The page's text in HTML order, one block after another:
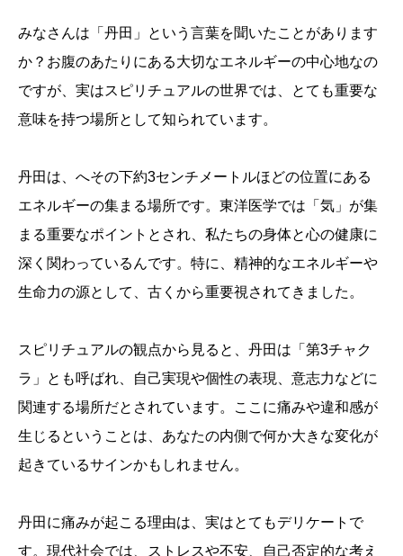
みなさんは「丹田」という言葉を聞いたことがあります
か？お腹のあたりにある大切なエネルギーの中心地なの
ですが、実はスピリチュアルの世界では、とても重要な
意味を持つ場所として知られています。
丹田は、へその下約3センチメートルほどの位置にある
エネルギーの集まる場所です。東洋医学では「気」が集
まる重要なポイントとされ、私たちの身体と心の健康に
深く関わっているんです。特に、精神的なエネルギーや
生命力の源として、古くから重要視されてきました。
スピリチュアルの観点から見ると、丹田は「第3チャク
ラ」とも呼ばれ、自己実現や個性の表現、意志力などに
関連する場所だとされています。ここに痛みや違和感が
生じるということは、あなたの内側で何か大きな変化が
起きているサインかもしれません。
丹田に痛みが起こる理由は、実はとてもデリケートで
す。現代社会では、ストレスや不安、自己否定的な考え